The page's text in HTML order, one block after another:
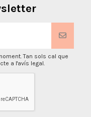
Tan sols cal que
a l'avís legal.